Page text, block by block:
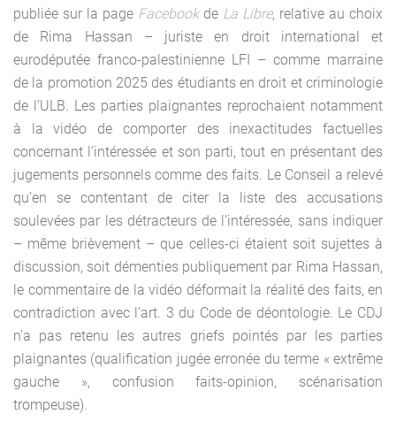
publiée sur la page Facebook de La Libre, relative au choix
de Rima Hassan – juriste en droit international et
eurodéputée franco-palestinienne LFI – comme marraine
de la promotion 2025 des étudiants en droit et criminologie
de l’ULB. Les parties plaignantes reprochaient notamment
à la vidéo de comporter des inexactitudes factuelles
concernant l’intéressée et son parti, tout en présentant des
jugements personnels comme des faits. Le Conseil a relevé
qu’en se contentant de citer la liste des accusations
soulevées par les détracteurs de l’intéressée, sans indiquer
– même brièvement – que celles-ci étaient soit sujettes à
discussion, soit démenties publiquement par Rima Hassan,
le commentaire de la vidéo déformait la réalité des faits, en
contradiction avec l’art. 3 du Code de déontologie. Le CDJ
n’a pas retenu les autres griefs pointés par les parties
plaignantes (qualification jugée erronée du terme « extrême
gauche », confusion faits-opinion, scénarisation
trompeuse).